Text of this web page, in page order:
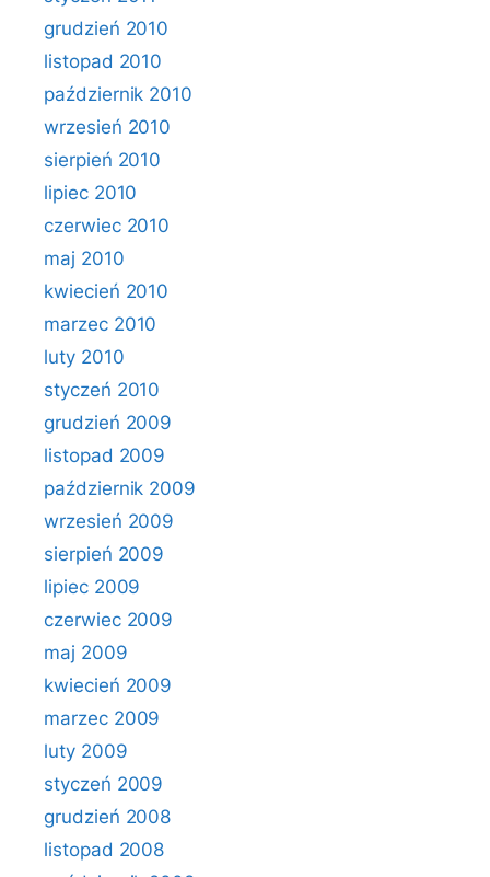
grudzień 2010
listopad 2010
październik 2010
wrzesień 2010
sierpień 2010
lipiec 2010
czerwiec 2010
maj 2010
kwiecień 2010
marzec 2010
luty 2010
styczeń 2010
grudzień 2009
listopad 2009
październik 2009
wrzesień 2009
sierpień 2009
lipiec 2009
czerwiec 2009
maj 2009
kwiecień 2009
marzec 2009
luty 2009
styczeń 2009
grudzień 2008
listopad 2008